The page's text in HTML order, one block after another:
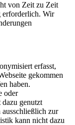
von Zeit zu Zeit
erforderlich. Wir
erfasst,
gekommen
haben.
oder
genutzt
zur
kann nicht dazu